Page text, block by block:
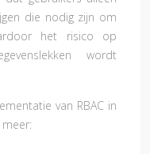
die nodig zijn om
het risico op
wordt
van RBAC in